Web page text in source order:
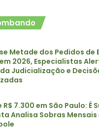
Metade dos Pedidos de
2026, Especialistas
Judicialização e
7.300 em São Paulo: É
Analisa Sobras